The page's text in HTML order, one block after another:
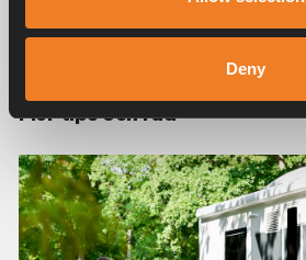
Deny
Dela
Fler tips och råd